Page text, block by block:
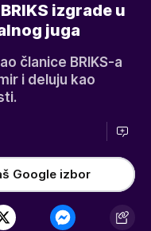
izgrade u
juga
članice BRIKS-a
i deluju kao
Google izbor